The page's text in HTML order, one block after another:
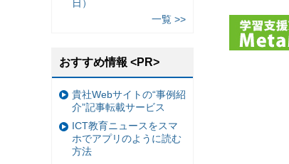
日）
一覧 >>
おすすめ情報 <PR>
貴社Webサイトの“事例紹
介”記事転載サービス
ICT教育ニュースをスマ
ホでアプリのように読む
方法